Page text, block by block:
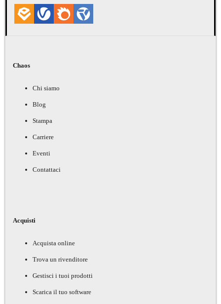
Chaos
Chi siamo
Blog
Stampa
Carriere
Eventi
Contattaci
Acquisti
Acquista online
Trova un rivenditore
Gestisci i tuoi prodotti
Scarica il tuo software